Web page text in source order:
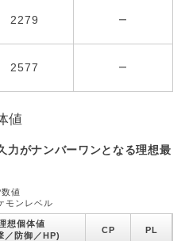
2279 ー
2577 ー
値
力がナンバーワンとなる理想最
値
モンレベル
想個体値
／防御／HP)
CP PL